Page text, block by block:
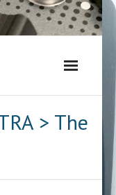
> The